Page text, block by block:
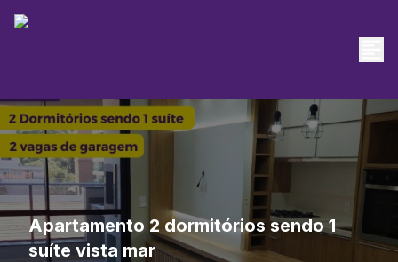
Apartamento 2 dormitórios sendo 1
suíte vista mar